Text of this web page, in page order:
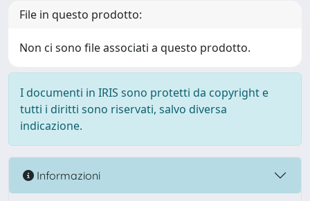
File in questo prodotto:
Non ci sono file associati a questo prodotto.
I documenti in IRIS sono protetti da copyright e
tutti i diritti sono riservati, salvo diversa
indicazione.
Informazioni